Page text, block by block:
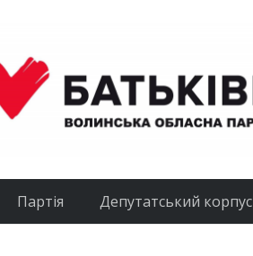
Партія Депутатський корпус